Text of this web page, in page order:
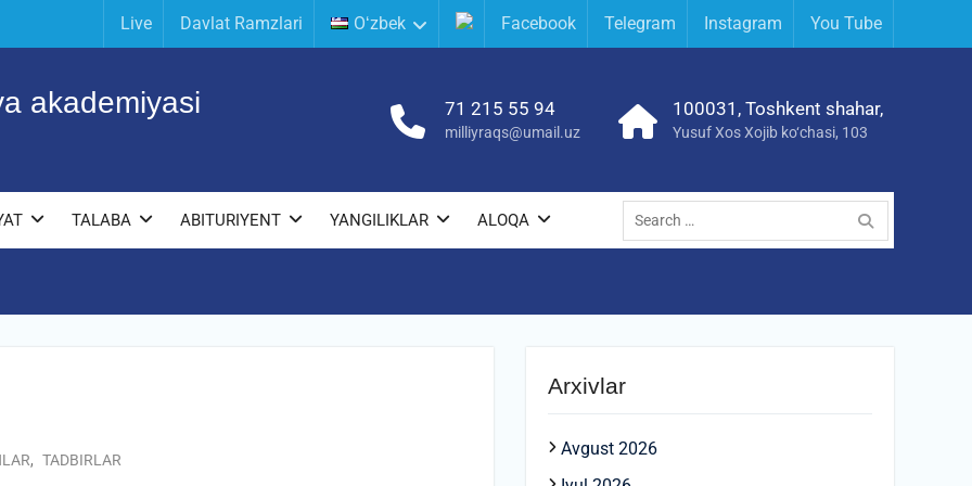
Live Davlat Ramzlari Oʻzbek Facebook Telegram Instagram You Tube
akademiyasi 71 215 55 94
milliyraqs@umail.uz
100031, Toshkent shahar,
Yusuf Xos Xojib ko‘chasi, 103
TALABA ABITURIYENT YANGILIKLAR ALOQA
Search
for:
, TADBIRLAR
Arxivlar
Avgust 2026